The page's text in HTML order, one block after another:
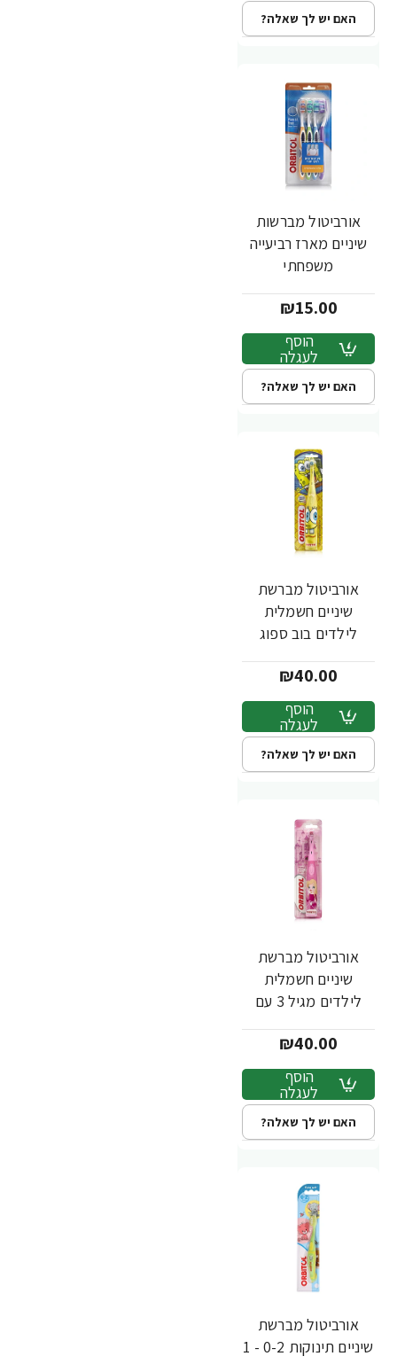
האם יש לך שאלה?
אורביטול מברשות
שיניים מארז רביעייה
משפחתי
₪15.00
הוסף
לעגלה
האם יש לך שאלה?
אורביטול מברשת
שיניים חשמלית
לילדים בוב ספוג
₪40.00
הוסף
לעגלה
האם יש לך שאלה?
אורביטול מברשת
שיניים חשמלית
לילדים מגיל 3 עם
₪40.00
הוסף
לעגלה
האם יש לך שאלה?
אורביטול מברשת
שיניים תינוקות 0-2 - 1